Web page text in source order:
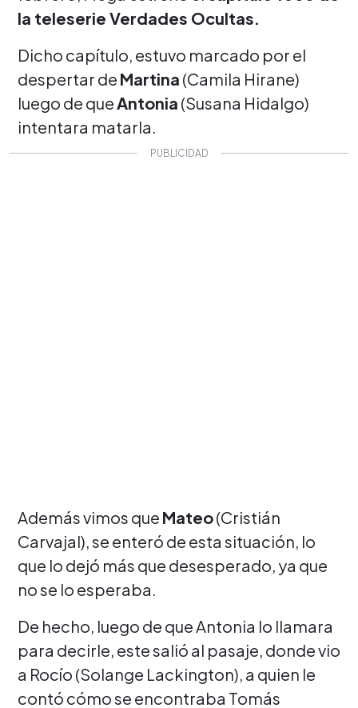
la teleserie Verdades Ocultas.
Dicho capítulo, estuvo marcado por el
despertar de Martina (Camila Hirane)
luego de que Antonia (Susana Hidalgo)
intentara matarla.
Además vimos que Mateo(Cristián
Carvajal), se enteró de esta situación, lo
que lo dejó más que desesperado, ya que
no se lo esperaba.
De hecho, luego de que Antonia lo llamara
para decirle, este salió al pasaje, donde vio
a Rocío (Solange Lackington), a quien le
contó cómo se encontraba Tomás